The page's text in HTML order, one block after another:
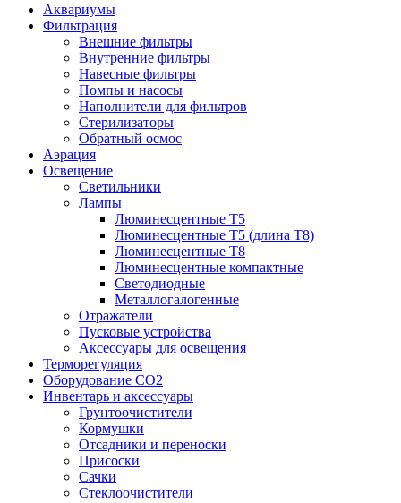
Аквариумы
Фильтрация
Внешние фильтры
Внутренние фильтры
Навесные фильтры
Помпы и насосы
Наполнители для фильтров
Стерилизаторы
Обратный осмос
Аэрация
Освещение
Светильники
Лампы
Люминесцентные T5
Люминесцентные T5 (длина T8)
Люминесцентные T8
Люминесцентные компактные
Светодиодные
Металлогалогенные
Отражатели
Пусковые устройства
Аксессуары для освещения
Терморегуляция
Оборудование CO2
Инвентарь и аксессуары
Грунтоочистители
Кормушки
Отсадники и переноски
Присоски
Сачки
Стеклоочистители